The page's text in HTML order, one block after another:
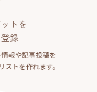
トを
録
報や記事投稿を
トを作れます。